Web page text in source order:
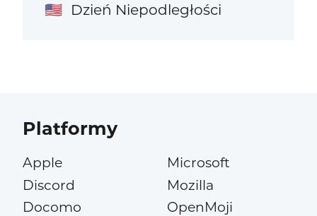
🇺🇸 Dzień Niepodległości
Platformy
Apple
Discord
Docomo
Microsoft
Mozilla
OpenMoji